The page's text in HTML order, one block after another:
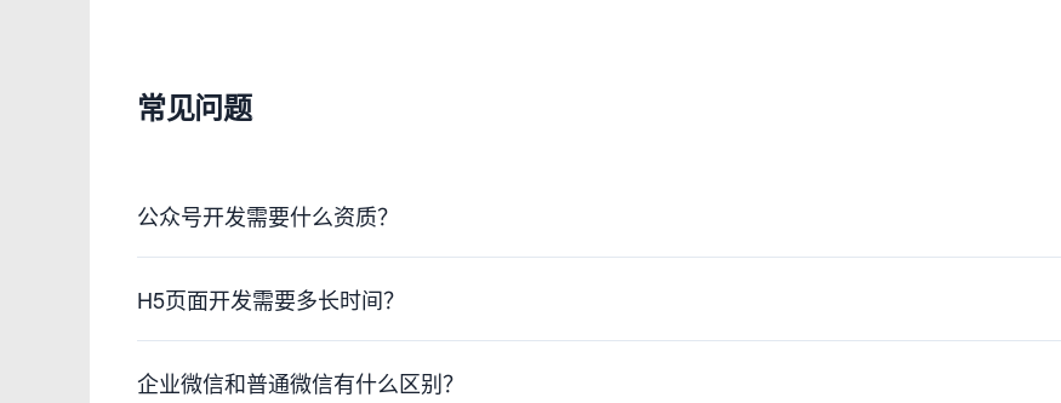
常见问题
公众号开发需要什么资质？
H5页面开发需要多长时间？
企业微信和普通微信有什么区别？